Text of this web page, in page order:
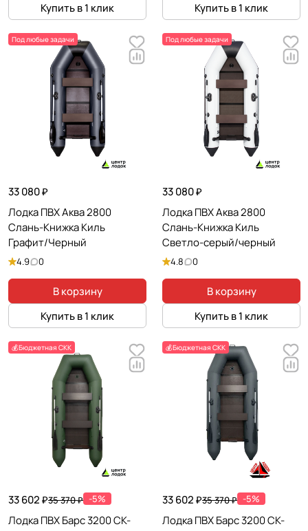
Купить в 1 клик
Купить в 1 клик
Под любые задачи
33 080 ₽
Лодка ПВХ Аква 2800
Слань-Книжка Киль
Графит/Черный
4.9 0
В корзину
Купить в 1 клик
Под любые задачи
33 080 ₽
Лодка ПВХ Аква 2800
Слань-Книжка Киль
Светло-серый/черный
4.8 0
В корзину
Купить в 1 клик
💰Бюджетная СКК
33 602 ₽35 370 ₽ -5%
Лодка ПВХ Барс 3200 СК-
💰Бюджетная СКК
33 602 ₽35 370 ₽ -5%
Лодка ПВХ Барс 3200 СК-